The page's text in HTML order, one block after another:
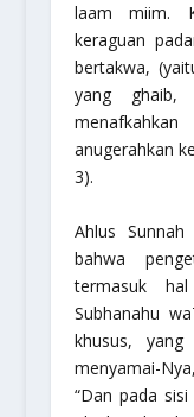
laam miim.
keraguan
bertakwa,
yang ghaib,
anugerahkan
3).
Ahlus
bahwa
termasuk
Subhanahu
khusus,
menyamai-
“Dan pada